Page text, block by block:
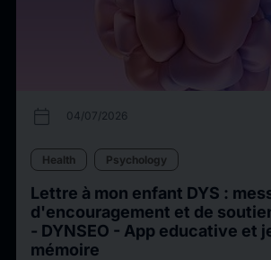
calendar_today 04/07/2026
Health Psychology
Lettre à mon enfant DYS :
d'encouragement et de
- DYNSEO - App educative et
mémoire